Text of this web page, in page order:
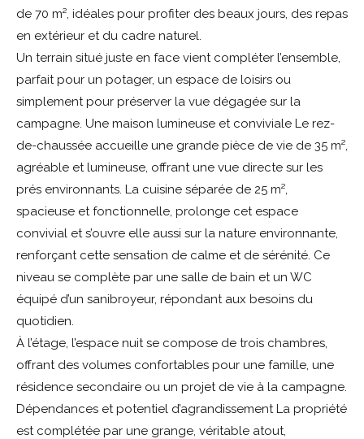
de 70 m², idéales pour profiter des beaux jours, des repas
en extérieur et du cadre naturel.
Un terrain situé juste en face vient compléter l’ensemble,
parfait pour un potager, un espace de loisirs ou
simplement pour préserver la vue dégagée sur la
campagne. Une maison lumineuse et conviviale Le rez-
de-chaussée accueille une grande pièce de vie de 35 m²,
agréable et lumineuse, offrant une vue directe sur les
prés environnants. La cuisine séparée de 25 m²,
spacieuse et fonctionnelle, prolonge cet espace
convivial et s’ouvre elle aussi sur la nature environnante,
renforçant cette sensation de calme et de sérénité. Ce
niveau se complète par une salle de bain et un WC
équipé d’un sanibroyeur, répondant aux besoins du
quotidien.
À l’étage, l’espace nuit se compose de trois chambres,
offrant des volumes confortables pour une famille, une
résidence secondaire ou un projet de vie à la campagne.
Dépendances et potentiel d’agrandissement La propriété
est complétée par une grange, véritable atout,